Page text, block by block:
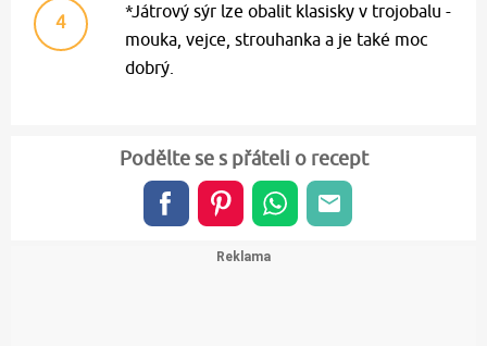
4
*Játrový sýr lze obalit klasisky v trojobalu -
mouka, vejce, strouhanka a je také moc
dobrý.
Podělte se s přáteli o recept